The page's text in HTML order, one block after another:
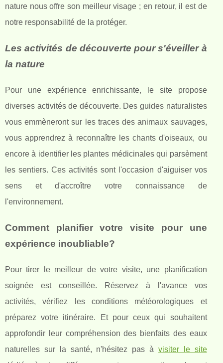
nature nous offre son meilleur visage ; en retour, il est de
notre responsabilité de la protéger.
Les activités de découverte pour s'éveiller à
la nature
Pour une expérience enrichissante, le site propose
diverses activités de découverte. Des guides naturalistes
vous emmèneront sur les traces des animaux sauvages,
vous apprendrez à reconnaître les chants d'oiseaux, ou
encore à identifier les plantes médicinales qui parsèment
les sentiers. Ces activités sont l'occasion d'aiguiser vos
sens et d'accroître votre connaissance de
l'environnement.
Comment planifier votre visite pour une
expérience inoubliable?
Pour tirer le meilleur de votre visite, une planification
soignée est conseillée. Réservez à l'avance vos
activités, vérifiez les conditions météorologiques et
préparez votre itinéraire. Et pour ceux qui souhaitent
approfondir leur compréhension des bienfaits des eaux
naturelles sur la santé, n'hésitez pas à visiter le site